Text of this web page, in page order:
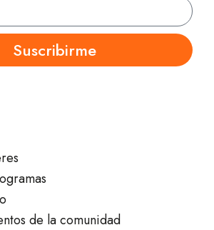
Suscribirme
de la comunidad